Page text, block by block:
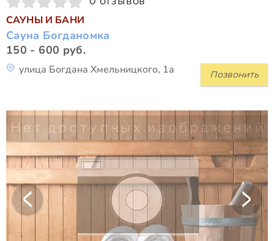
САУНЫ И БАНИ
Сауна Богданомка
150 - 600 руб.
Позвонить
улица Богдана Хмельницкого, 1а